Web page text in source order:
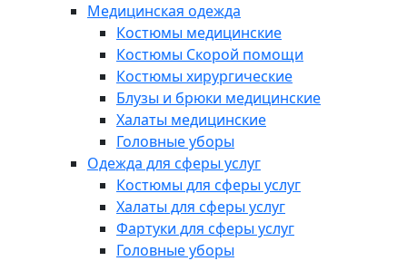
Медицинская одежда
Костюмы медицинские
Костюмы Скорой помощи
Костюмы хирургические
Блузы и брюки медицинские
Халаты медицинские
Головные уборы
Одежда для сферы услуг
Костюмы для сферы услуг
Халаты для сферы услуг
Фартуки для сферы услуг
Головные уборы